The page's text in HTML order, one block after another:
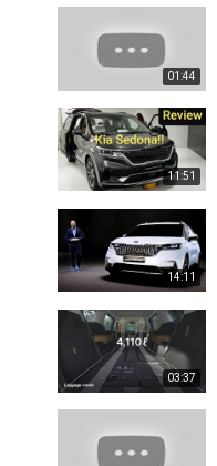
01:44
11:51
14:11
03:37